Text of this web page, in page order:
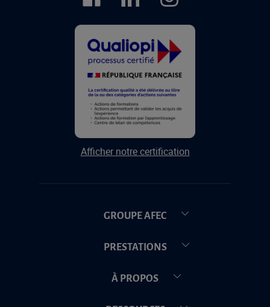
Afficher notre certification
GROUPE AFEC
PRESTATIONS
À PROPOS